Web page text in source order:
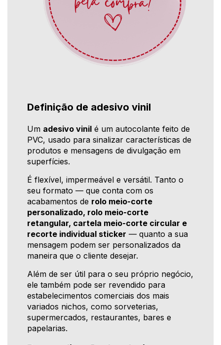
Definição de adesivo vinil
Um adesivo vinil é um autocolante feito de
PVC, usado para sinalizar características de
produtos e mensagens de divulgação em
superfícies.
É flexível, impermeável e versátil. Tanto o
seu formato — que conta com os
acabamentos de rolo meio-corte
personalizado, rolo meio-corte
retangular, cartela meio-corte circular e
recorte individual sticker — quanto a sua
mensagem podem ser personalizados da
maneira que o cliente desejar.
Além de ser útil para o seu próprio negócio,
ele também pode ser revendido para
estabelecimentos comerciais dos mais
variados nichos, como sorveterias,
supermercados, restaurantes, bares e
papelarias.